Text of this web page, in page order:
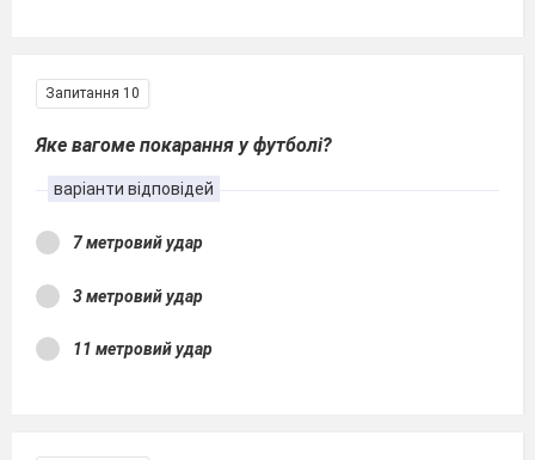
Запитання 10
Яке вагоме покарання у футболі?
варіанти відповідей
7 метровий удар
3 метровий удар
11 метровий удар